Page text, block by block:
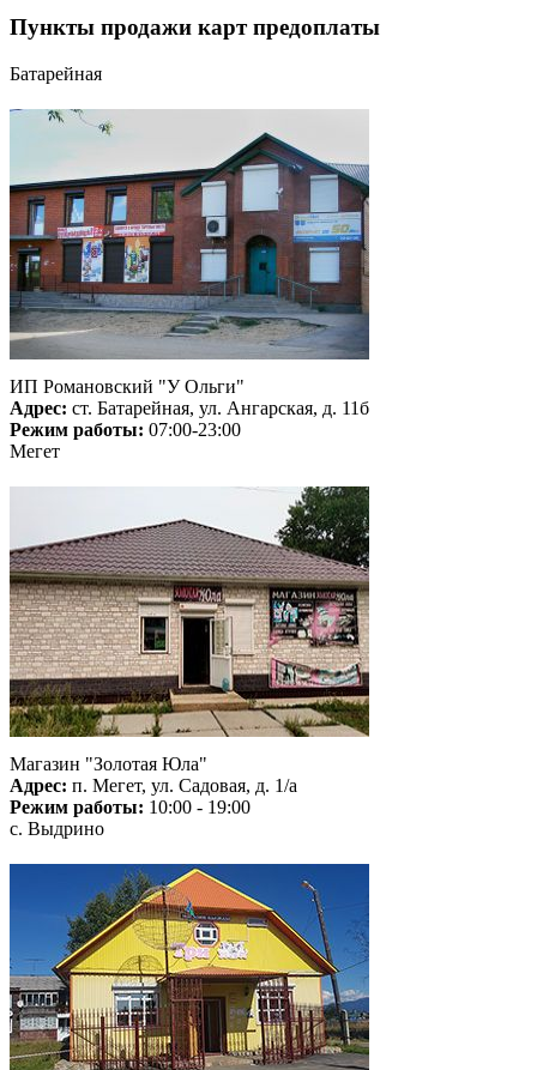
Пункты продажи карт предоплаты
Батарейная
ИП Романовский "У Ольги"
Адрес: ст. Батарейная, ул. Ангарская, д. 11б
Режим работы: 07:00-23:00
Мегет
Магазин "Золотая Юла"
Адрес: п. Мегет, ул. Садовая, д. 1/а
Режим работы: 10:00 - 19:00
с. Выдрино